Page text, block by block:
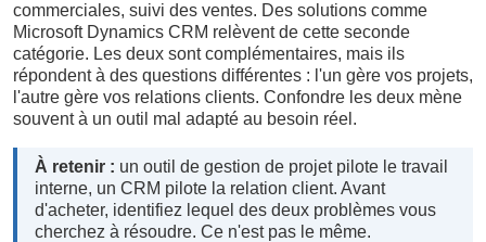
commerciales, suivi des ventes. Des solutions comme
Microsoft Dynamics CRM relèvent de cette seconde
catégorie. Les deux sont complémentaires, mais ils
répondent à des questions différentes : l'un gère vos projets,
l'autre gère vos relations clients. Confondre les deux mène
souvent à un outil mal adapté au besoin réel.
À retenir : un outil de gestion de projet pilote le travail
interne, un CRM pilote la relation client. Avant
d'acheter, identifiez lequel des deux problèmes vous
cherchez à résoudre. Ce n'est pas le même.